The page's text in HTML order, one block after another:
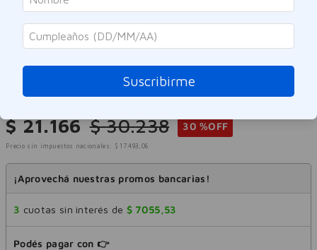
Rimmel
Labial Líquido Rimmel Lasting
Provocalips 570 No Wine-Ing
Referencia:-317597
$ 21.166 $ 30.238 30 %OFF
Precio sin impuestos nacionales: $ 17.493 , 06
¡Aprovechá nuestras promos bancarias!
3 cuotas sin interés de $ 7055,53
Podés pagar con 👉
Suscribirme